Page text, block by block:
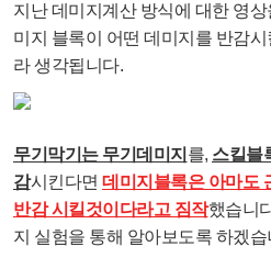
지난 데미지계산 방식에 대한 영
미지 블록이 어떤 데미지를 반감시
라 생각됩니다.
무기막기는 무기데미지 를, 스킬블
감시킨다면 데미지블록은 아마도
반감 시킬것이다라고 짐작했습니
지 실험을 통해 알아보도록 하겠습